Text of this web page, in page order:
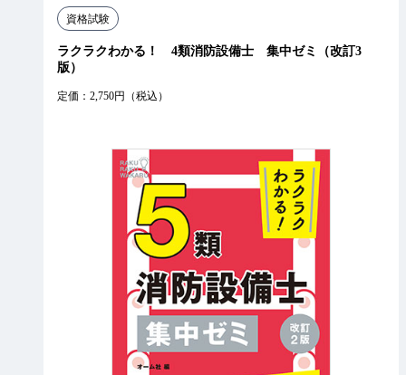
資格試験
ラクラクわかる！ 4類消防設備士 集中ゼミ（改訂3
版）
定価：2,750円（税込）